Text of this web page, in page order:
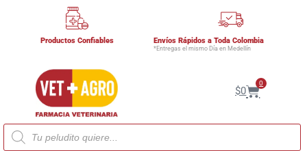
Productos Confiables Envíos Rápidos a Toda Colombia
*Entregas el mismo Día en Medellín
$0
0